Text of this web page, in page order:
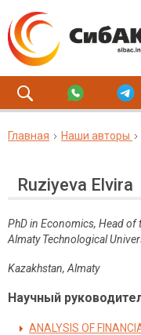
Главная Наши авторы
Ruziyeva Elvira
PhD in Economics, Head
Almaty Technological
Kazakhstan, Almaty
Научный
ANALYSIS OF